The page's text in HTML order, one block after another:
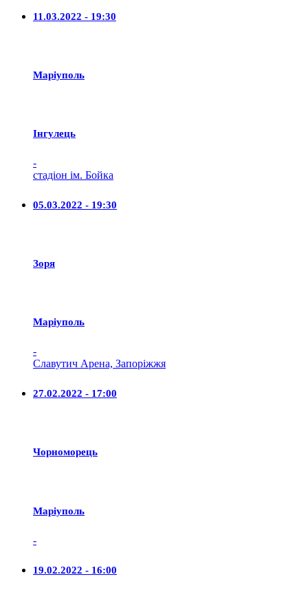
11.03.2022 - 19:30
Маріуполь
Iнгулець
-
стадіон ім. Бойка
05.03.2022 - 19:30
Зоря
Маріуполь
-
Славутич Арена, Запоріжжя
27.02.2022 - 17:00
Чорноморець
Маріуполь
-
19.02.2022 - 16:00